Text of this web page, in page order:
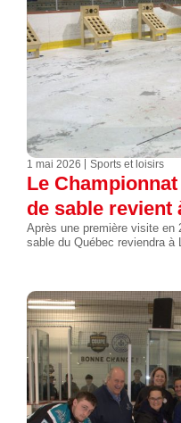
1 mai 2026 Sports et loisirs
Le
de sable revient
Après une première visite en
sable du Québec reviendra à